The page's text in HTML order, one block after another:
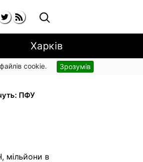
Харків
cookie. Зрозумів
й
ПФУ
мільйони в